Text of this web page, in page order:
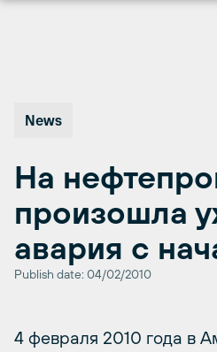
News
На
произошла
авария с
Publish date: 04/02/2010
4 февраля 2010 года в